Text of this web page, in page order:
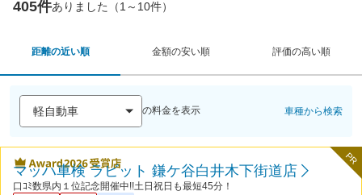
405件ありました（1～10件）
距離の近い順 金額の安い順 評価の高い順
の料金を表示 車種から検索
PR
マッハ車検 ラビット 鎌ケ谷白井木下街道店
口ｺﾐ数県内１位記念開催中!!土日祝日も最短45分！